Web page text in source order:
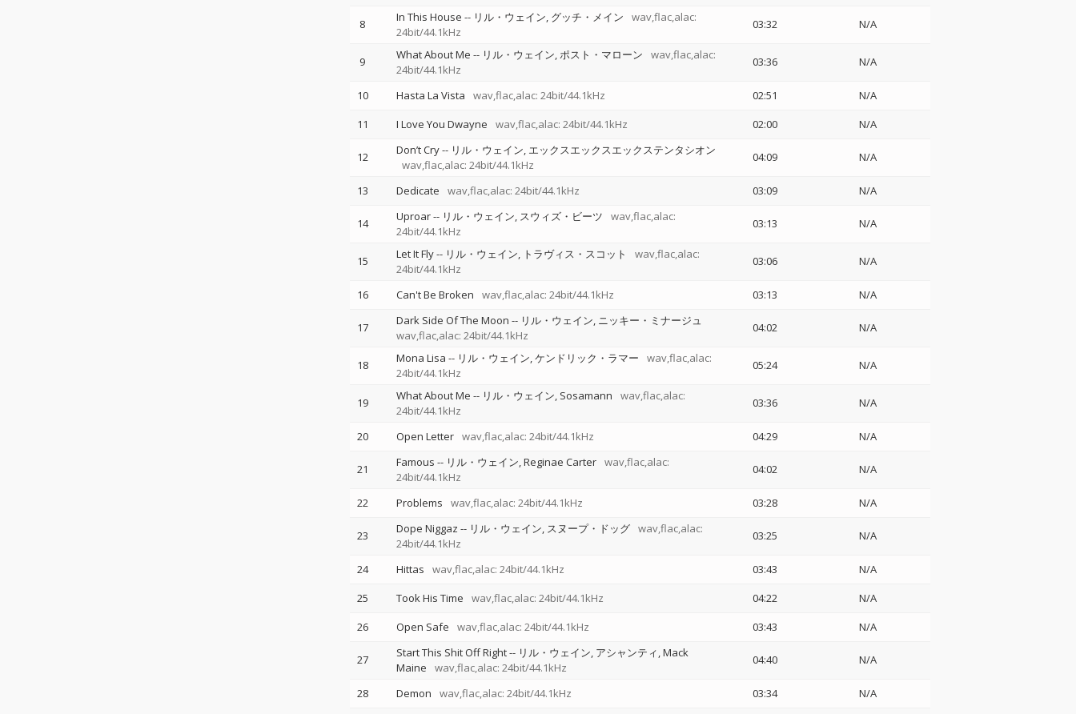
8 In This House -- リル・ウェイン グッチ・メイン
wav,flac,alac:
24bit/44.1kHz
03:32 N/A
9 What About Me -- リル・ウェイン ポスト・マローン
wav,flac,alac:
24bit/44.1kHz
03:36 N/A
10 Hasta La Vista wav,flac,alac: 24bit/44.1kHz 02:51
N/A
11
I Love You Dwayne wav,flac,alac: 24bit/44.1kHz 02:00 N/A
12 Don’t Cry-- リル・ウェイン エックスエックスエックステンタシオン
wav,flac,alac: 24bit/44.1kHz
04:09 N/A
13 Dedicate wav,flac,alac: 24bit/44.1kHz 03:09 N/A
14 Uproar-- リル・ウェイン スウィズ・ビーツ
wav,flac,alac:
24bit/44.1kHz
03:13 N/A
15 Let It Fly-- リル・ウェイン トラヴィス・スコット
wav,flac,alac:
24bit/44.1kHz
03:06 N/A
16 Can't Be Broken wav,flac,alac: 24bit/44.1kHz 03:13 N/A
17 Dark Side Of The Moon -- リル・ウェイン ニッキー・ミナージュ
wav,flac,alac: 24bit/44.1kHz
04:02 N/A
18 Mona Lisa -- リル・ウェイン ケンドリック・ラマー
wav,flac,alac:
24bit/44.1kHz
05:24 N/A
19 What About Me -- リル・ウェイン Sosamann
wav,flac,alac:
24bit/44.1kHz
03:36 N/A
20 Open Letter wav,flac,alac: 24bit/44.1kHz 04:29 N/A
21 Famous -- リル・ウェイン Reginae Carter wav,flac,alac:
24bit/44.1kHz
04:02 N/A
22 Problems wav,flac,alac: 24bit/44.1kHz 03:28 N/A
23 Dope Niggaz -- リル・ウェイン スヌープ・ドッグ wav,flac,alac:
24bit/44.1kHz
03:25 N/A
24 Hittas wav,flac,alac: 24bit/44.1kHz 03:43
N/A
25
Took His Time wav,flac,alac: 24bit/44.1kHz 04:22
N/A
26
Open Safe wav,flac,alac: 24bit/44.1kHz 03:43 N/A
27 Start This Shit Off Right-- リル・ウェイン アシャンティ Mack
Maine
wav,flac,alac: 24bit/44.1kHz
04:40 N/A
28 Demon wav,flac,alac: 24bit/44.1kHz 03:34
N/A